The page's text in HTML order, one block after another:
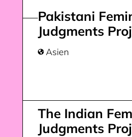
The Indian
Judgments
Pakistani
Judgments
 Asien